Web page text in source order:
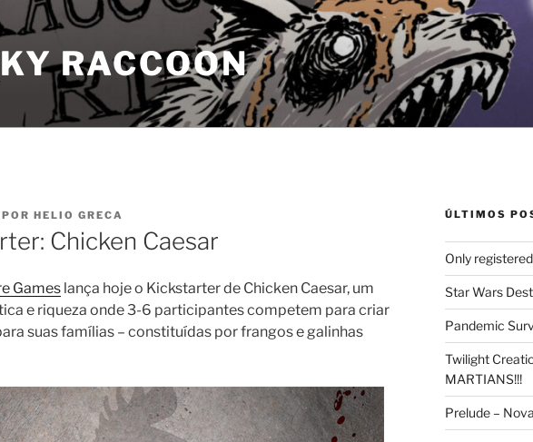
RACCOON
POR HELIO GRECA
Chicken Caesar
Games lança hoje o Kickstarter de Chicken Caesar, um
e riqueza onde 3-6 participantes competem para criar
suas famílias – constituídas por frangos e galinhas
ÚLTIMOS
Only
Star Wars
Pandemic
Twilight
MARTIANS!!!
Prelude –